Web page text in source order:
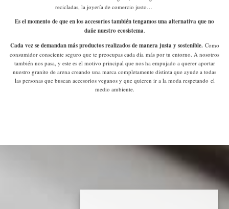
recicladas, la joyería de comercio justo…
Es el momento de que en los accesorios también tengamos una alternativa que no
dañe nuestro ecosistema.
Cada vez se demandan más productos realizados de manera justa y sostenible. Como
consumidor consciente seguro que te preocupas cada día más por tu entorno. A nosotros
también nos pasa, y este es el motivo principal que nos ha empujado a querer aportar
nuestro granito de arena creando una marca completamente distinta que ayude a todas
las personas que buscan accesorios veganos y que quieren ir a la moda respetando el
medio ambiente.